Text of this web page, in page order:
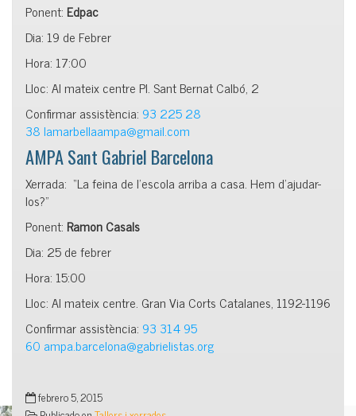
Ponent: Edpac
Dia: 19 de Febrer
Hora: 17:00
Lloc: Al mateix centre Pl. Sant Bernat Calbó, 2
Confirmar assistència: 93 225 28
38lamarbellaampa@gmail.com
AMPA Sant Gabriel Barcelona
Xerrada: “La feina de l’escola arriba a casa. Hem d’ajudar-
los?”
Ponent: Ramon Casals
Dia: 25 de febrer
Hora: 15:00
Lloc: Al mateix centre. Gran Via Corts Catalanes, 1192-1196
Confirmar assistència: 93 314 95
60 ampa.barcelona@gabrielistas.org
febrero 5, 2015